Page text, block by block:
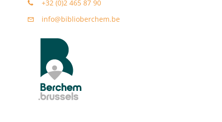
+32 (0)2 465 87 90
info@biblioberchem.be